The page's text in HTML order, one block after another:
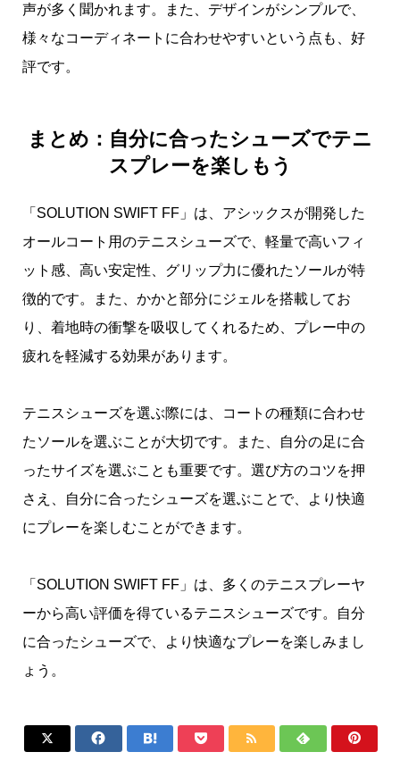
声が多く聞かれます。また、デザインがシンプルで、
様々なコーディネートに合わせやすいという点も、好
評です。
まとめ：自分に合ったシューズでテニ
スプレーを楽しもう
「SOLUTION SWIFT FF」は、アシックスが開発した
オールコート用のテニスシューズで、軽量で高いフィ
ット感、高い安定性、グリップ力に優れたソールが特
徴的です。また、かかと部分にジェルを搭載してお
り、着地時の衝撃を吸収してくれるため、プレー中の
疲れを軽減する効果があります。
テニスシューズを選ぶ際には、コートの種類に合わせ
たソールを選ぶことが大切です。また、自分の足に合
ったサイズを選ぶことも重要です。選び方のコツを押
さえ、自分に合ったシューズを選ぶことで、より快適
にプレーを楽しむことができます。
「SOLUTION SWIFT FF」は、多くのテニスプレーヤ
ーから高い評価を得ているテニスシューズです。自分
に合ったシューズで、より快適なプレーを楽しみまし
ょう。
      